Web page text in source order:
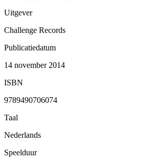
Uitgever
Challenge Records
Publicatiedatum
14 november 2014
ISBN
9789490706074
Taal
Nederlands
Speelduur